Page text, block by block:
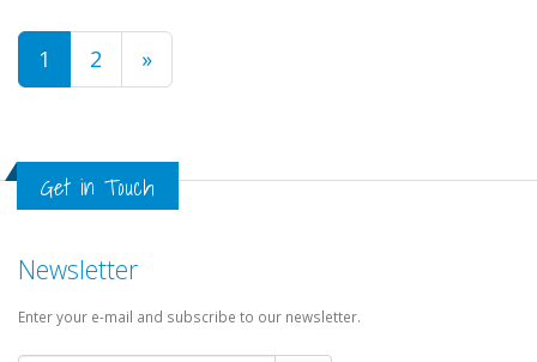
1 2 »
Get in Touch
Newsletter
Enter your e-mail and subscribe to our newsletter.